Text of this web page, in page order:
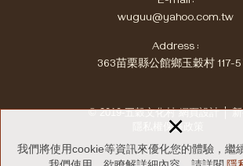
我們將使用cookie等資訊來優化您的體驗，繼
×
wuguu@yahoo.com.tw
Address :
363苗栗縣公館鄉玉穀村 117-
© 2019-五穀文化村網頁設計 │
隱私權保護政策